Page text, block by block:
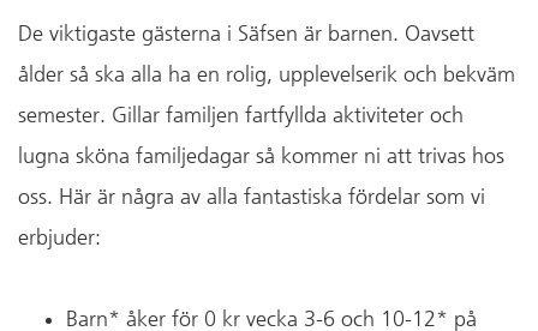
De viktigaste gästerna i Säfsen är barnen. Oavsett
ålder så ska alla ha en rolig, upplevelserik och bekväm
semester. Gillar familjen fartfyllda aktiviteter och
lugna sköna familjedagar så kommer ni att trivas hos
oss. Här är några av alla fantastiska fördelar som vi
erbjuder:
Barn* åker för 0 kr vecka 3-6 och 10-12* på